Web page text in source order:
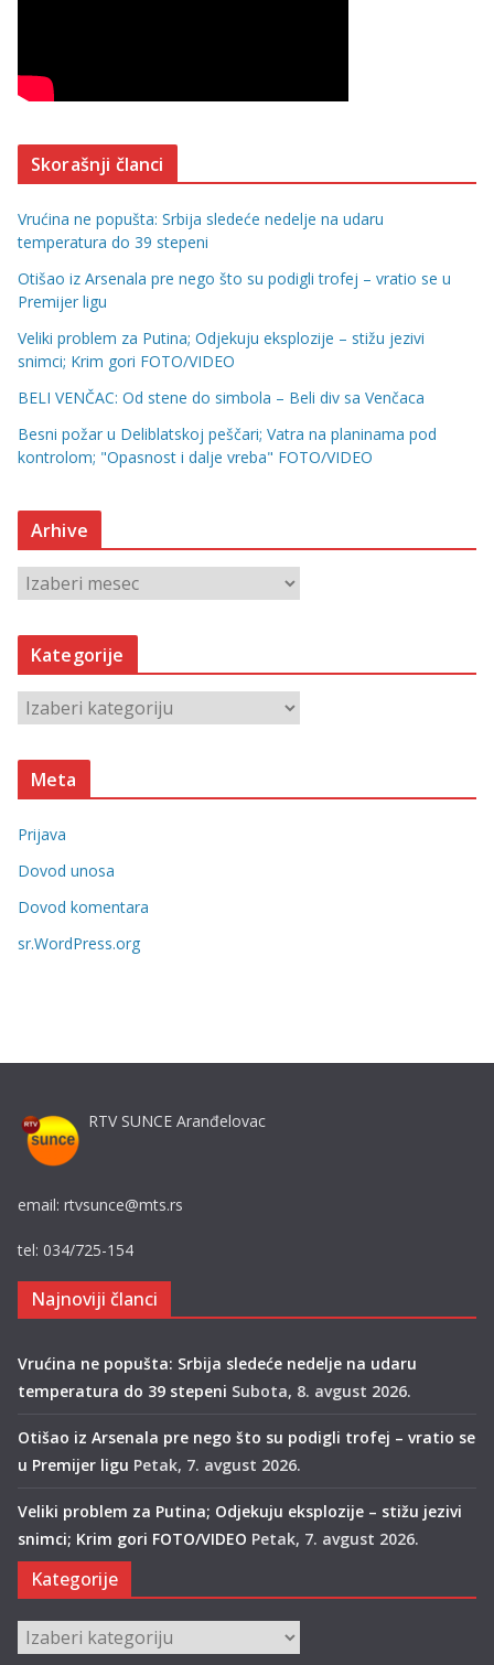
Skorašnji članci
Vrućina ne popušta: Srbija sledeće nedelje na udaru
temperatura do 39 stepeni
Otišao iz Arsenala pre nego što su podigli trofej – vratio se u
Premijer ligu
Veliki problem za Putina; Odjekuju eksplozije – stižu jezivi
snimci; Krim gori FOTO/VIDEO
BELI VENČAC: Od stene do simbola – Beli div sa Venčaca
Besni požar u Deliblatskoj peščari; Vatra na planinama pod
kontrolom; "Opasnost i dalje vreba" FOTO/VIDEO
Arhive
r
h
v
Kategorije
a
t
o
r
e
Meta
Prijava
Dovod unosa
Dovod komentara
sr.WordPress.org
RTV SUNCE Aranđelovac
email: rtvsunce@mts.rs
tel: 034/725-154
Najnoviji članci
Vrućina ne popušta: Srbija sledeće nedelje na udaru
temperatura do 39 stepeni Subota, 8. avgust 2026.
Otišao iz Arsenala pre nego što su podigli trofej – vratio se
u Premijer ligu Petak, 7. avgust 2026.
Veliki problem za Putina; Odjekuju eksplozije – stižu jezivi
snimci; Krim gori FOTO/VIDEO Petak, 7. avgust 2026.
Kategorije
Kategorije